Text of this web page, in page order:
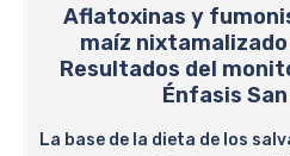
Aflatoxinas y
maíz nixtamalizado
Resultados del
Énfasis
La base de la dieta de los